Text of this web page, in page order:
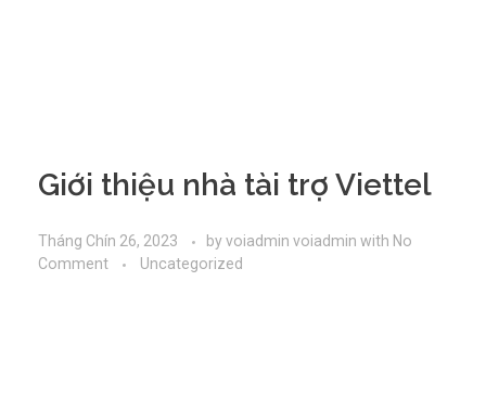
Giới thiệu nhà tài trợ Viettel
Tháng Chín 26, 2023 by voiadmin voiadmin with No
Comment
Uncategorized